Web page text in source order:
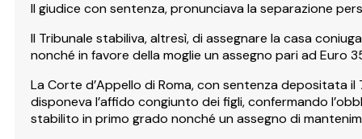
Il giudice con sentenza, pronunciava la separazione
Il Tribunale stabiliva, altresì, di assegnare la casa
nonché in favore della moglie un assegno pari ad Euro
La Corte d’Appello di Roma, con sentenza depositata
disponeva l’affido congiunto dei figli, confermando
stabilito in primo grado nonché un assegno di